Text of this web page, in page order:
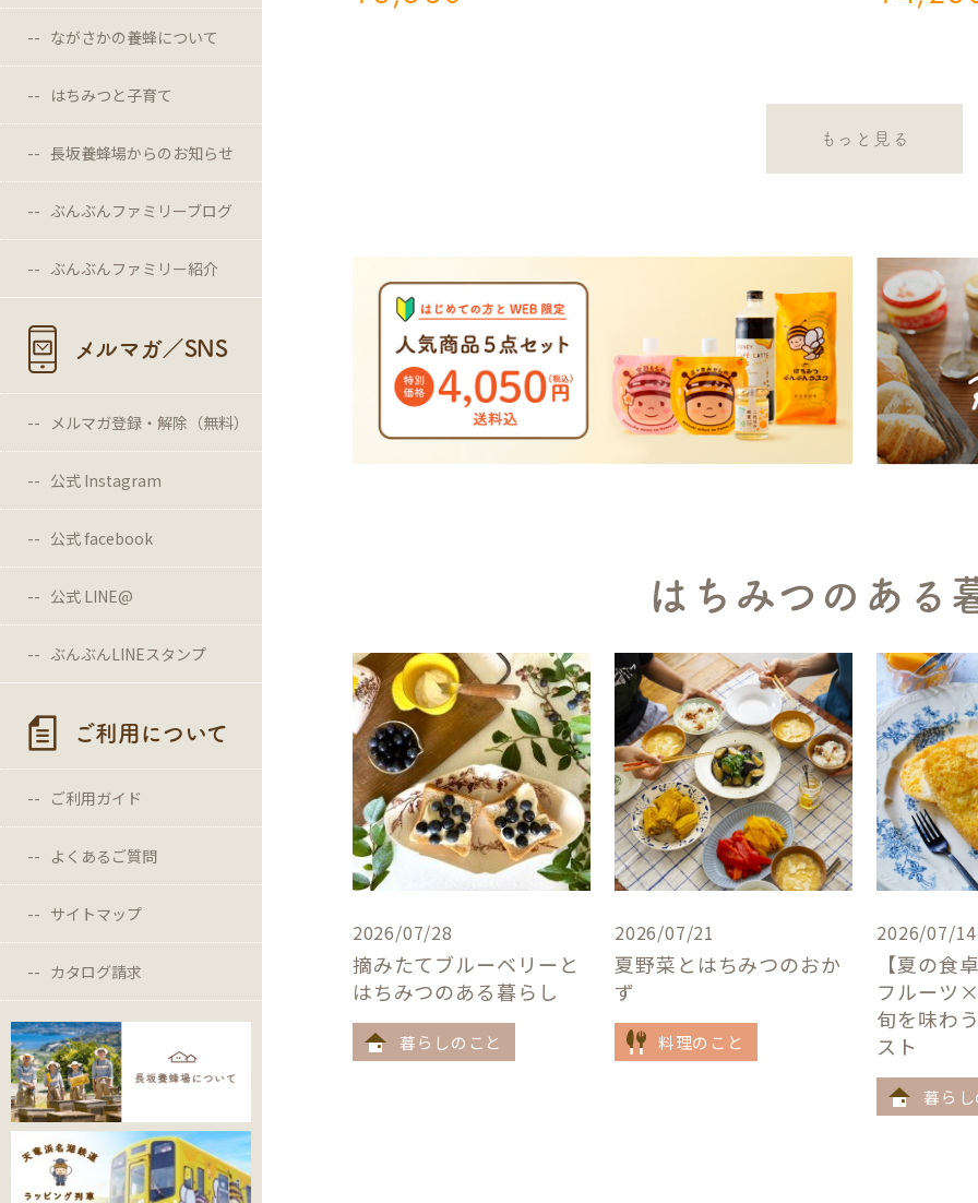
ながさかの養蜂について
はちみつと子育て
長坂養蜂場からのお知らせ
ぶんぶんファミリーブログ
ぶんぶんファミリー紹介
メルマガ／SNS
メルマガ登録・解除（無料）
公式 Instagram
公式 facebook
公式 LINE@
ぶんぶんLINEスタンプ
ご利用について
ご利用ガイド
よくあるご質問
サイトマップ
カタログ請求
もっと見る
はちみつのある
2026/07/28
摘みたてブルーベリーと
はちみつのある暮らし
暮らしのこと
2026/07/21
夏野菜とはちみつのおか
ず
料理のこと
2026/07/14
【夏の食
フルーツ
旬を味わ
スト
暮ら